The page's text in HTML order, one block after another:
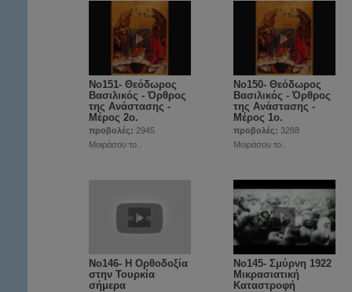
Νο151- Θεόδωρος
Βασιλικός - Όρθρος
της Ανάστασης -
Μέρος 2ο.
προβολές: 2945
Μοιράσου το..
Νο150- Θεόδωρος
Βασιλικός - Όρθρος
της Ανάστασης -
Μέρος 1ο.
προβολές: 3288
Μοιράσου το..
Νο146- Η Ορθοδοξία
στην Τουρκία
σήμερα
Νο145- Σμύρνη 1922
Μικρασιατική
Καταστροφή